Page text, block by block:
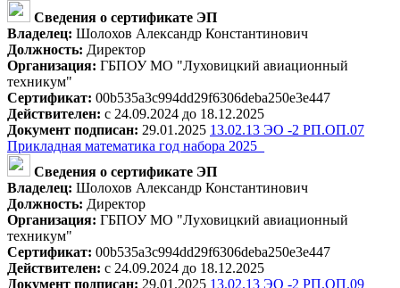
Сведения о сертификате ЭП
Владелец: Шолохов Александр Константинович
Должность: Директор
Организация: ГБПОУ МО "Луховицкий авиационный
техникум"
Сертификат: 00b535a3c994dd29f6306deba250e3e447
Действителен: с 24.09.2024 до 18.12.2025
Документ подписан: 29.01.2025 13.02.13 ЭО -2 РП.ОП.07
Прикладная математика год набора 2025_
Сведения о сертификате ЭП
Владелец: Шолохов Александр Константинович
Должность: Директор
Организация: ГБПОУ МО "Луховицкий авиационный
техникум"
Сертификат: 00b535a3c994dd29f6306deba250e3e447
Действителен: с 24.09.2024 до 18.12.2025
Документ подписан: 29.01.2025 13.02.13 ЭО -2 РП.ОП.09